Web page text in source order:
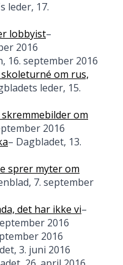
leder, 17.
lobbyist–
2016
16. september 2016
skoleturné om rus,
leder, 15.
om
2016
– Dagbladet, 13.
sprer myter om
7. september
det har ikke vi–
2016
2016
3. juni 2016